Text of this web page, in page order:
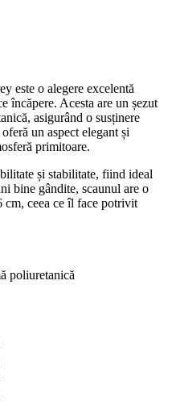
este o alegere excelentă
încăpere. Acesta are un șezut
asigurând o susținere
un aspect elegant și
primitoare.
și stabilitate, fiind ideal
bine gândite, scaunul are o
cm, ceea ce îl face potrivit
poliuretanică